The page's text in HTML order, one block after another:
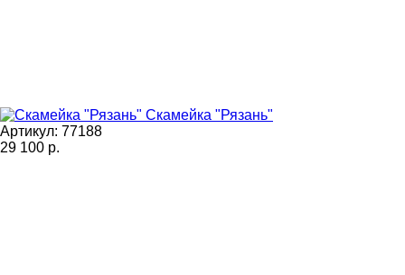
Скамейка "Рязань"
Артикул: 77188
29 100 р.